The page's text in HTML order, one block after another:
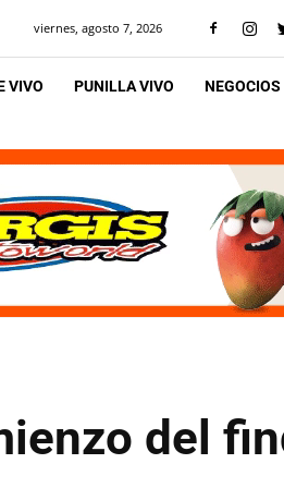
viernes, agosto 7, 2026
VIVO PUNILLA VIVO NEGOCIOS
del